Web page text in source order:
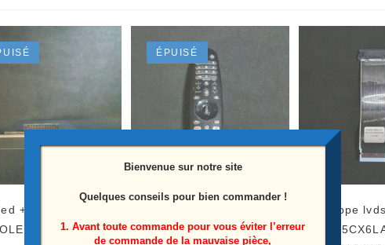
+ vis Télé Lg
OLED65CX6LA
ÉPUISÉ
OLED65CX6LA Référence:
Nappe
Bienvenue sur notre site
Quelques conseils pour bien commander !
1. Avant toute commande pour vous éviter l’erreur
de commande de la mauvaise pièce,